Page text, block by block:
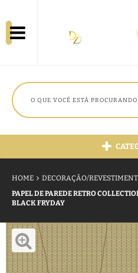
HOME
DECORAÇÃO/
PAPEL DE PAREDE RETRO
BLACK FRYDAY